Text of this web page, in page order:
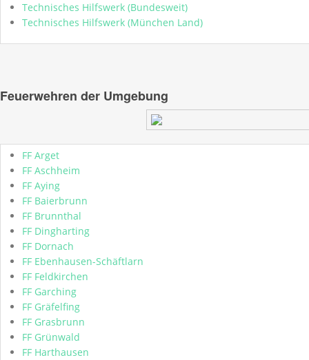
Technisches Hilfswerk (Bundesweit)
Technisches Hilfswerk (München Land)
Feuerwehren der Umgebung
FF Arget
FF Aschheim
FF Aying
FF Baierbrunn
FF Brunnthal
FF Dingharting
FF Dornach
FF Ebenhausen-Schäftlarn
FF Feldkirchen
FF Garching
FF Gräfelfing
FF Grasbrunn
FF Grünwald
FF Harthausen